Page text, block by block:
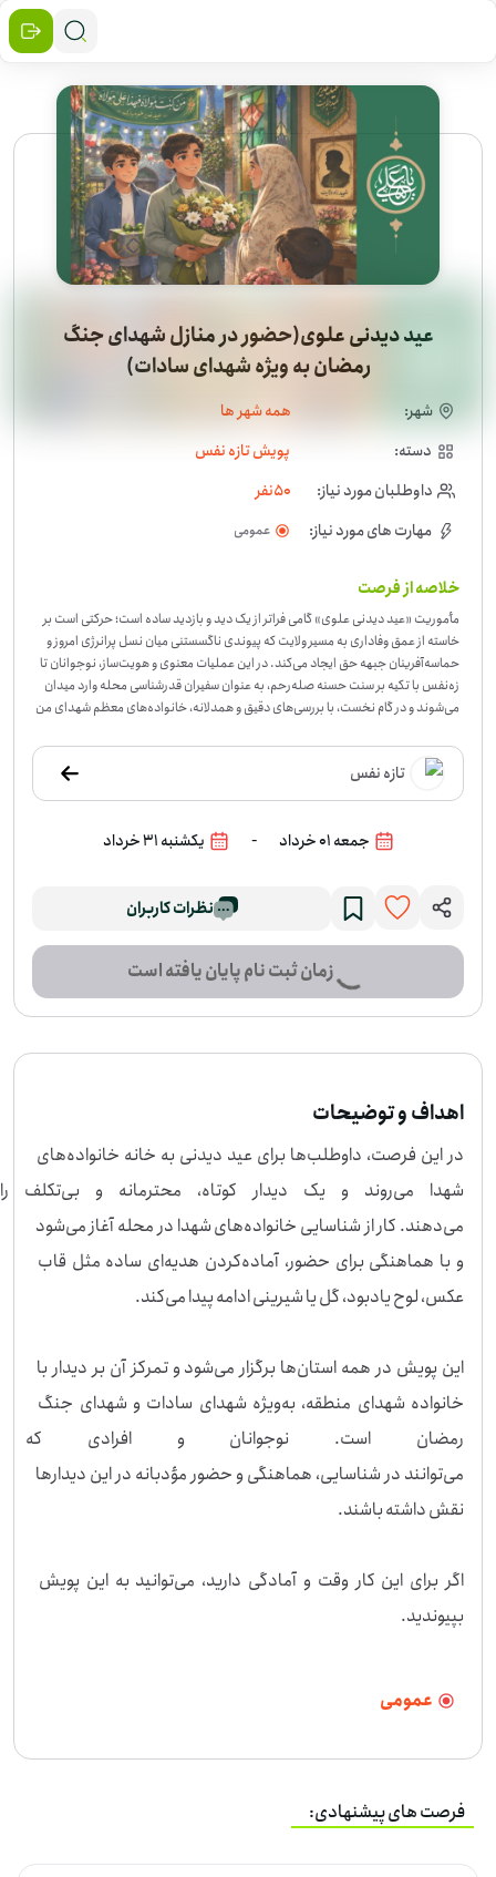
عید دیدنی علوی(حضور در منازل شهدای جنگ
رمضان به ویژه شهدای سادات)
شهر:
همه شهر ها
دسته:
پویش تازه نفس
داوطلبان مورد نیاز:
50نفر
مهارت های مورد نیاز:
عمومی
خلاصه از فرصت
مأموریت «عید دیدنی علوی» گامی فراتر از یک دید و بازدید ساده است؛ حرکتی است بر
خاسته از عمق وفاداری به مسیر ولایت که پیوندی ناگسستنی میان نسل پرانرژی امروز و
حماسه‌آفرینان جبهه حق ایجاد می‌کند. در این عملیات معنوی و هویت‌ساز، نوجوانان تا
زه‌نفس با تکیه بر سنت حسنه صله‌رحم، به عنوان سفیران قدرشناسی محله وارد میدان
می‌شوند و در گام نخست، با بررسی‌های دقیق و همدلانه، خانواده‌های معظم شهدای من
ی می‌کنند. پس از انجام هماهنگی‌های محترمانه برای یک دیدار کوتاه و بی‌تکلف، تیم‌ها
ی عملیاتی دست‌به‌کار خلق هدایایی ساده، معنوی و دست‌ساز نظیر یک قاب عکس یادگ
اری، لوح تقدیر، شاخه گل یا بسته‌ای شیرینی می‌شوند تا دست‌خالی به این ضیافت نوران
مثال‌زدنی و ادبی برآمده از مکتب اهل‌بیت (ع)، در منازل این اسوه‌های صبر حضور می‌یا
پاسداشت خون شهدا را در تار و پود جامعه محلی نهادینه سازند.-در این فرصت، داوطل
ی‌تکلف را شکل می‌دهند. کار از شناسایی خانواده‌های شهدا در محله آغاز می‌شود و با ه
ماهنگی برای حضور، آماده‌کردن هدیه‌ای ساده مثل قاب عکس، لوح یادبود، گل یا شیری
نی ادامه پیدا می‌کند. این پویش در همه استان‌ها برگزار می‌شود و تمرکز آن بر دیدار با خا
نواده شهدای منطقه، به‌ویژه شهدای سادات و شهدای جنگ رمضان است. نوجوانان و ا
تازه نفس
جمعه 01 خرداد - یکشنبه 31 خرداد
نظرات کاربران
زمان ثبت نام پایان یافته است
اهداف و توضیحات
در این فرصت، داوطلب‌ها برای عید دیدنی به خانه خانواده‌های
شهدا می‌روند و یک دیدار
می‌دهند. کار از شناسایی خانواده‌های شهدا در محله آغاز می‌شود
و با هماهنگی برای حضور، آماده‌کردن هدیه‌ای ساده مثل قاب
این پویش در همه استان‌ها برگزار می‌شود و تمرکز آن بر دیدار با
خانواده شهدای منطقه، به‌ویژه شهدای سادات و شهدای جنگ
رمضان است. نوجوانان و افرادی
می‌توانند در شناسایی، هماهنگی و حضور مؤدبانه در این دیدارها
اگر برای این کار وقت و آمادگی دارید، می‌توانید به این پویش
بپیوندید.
عمومی
فرصت های پیشنهادی: